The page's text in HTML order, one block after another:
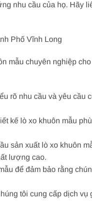
nhu cầu của họ. Hãy
Phố Vĩnh Long
mẫu chuyên nghiệp
rõ nhu cầu và yêu
kế lò xo khuôn mẫu
sản xuất lò xo khuôn
lượng cao.
để đảm bảo rằng
tôi cung cấp dịch